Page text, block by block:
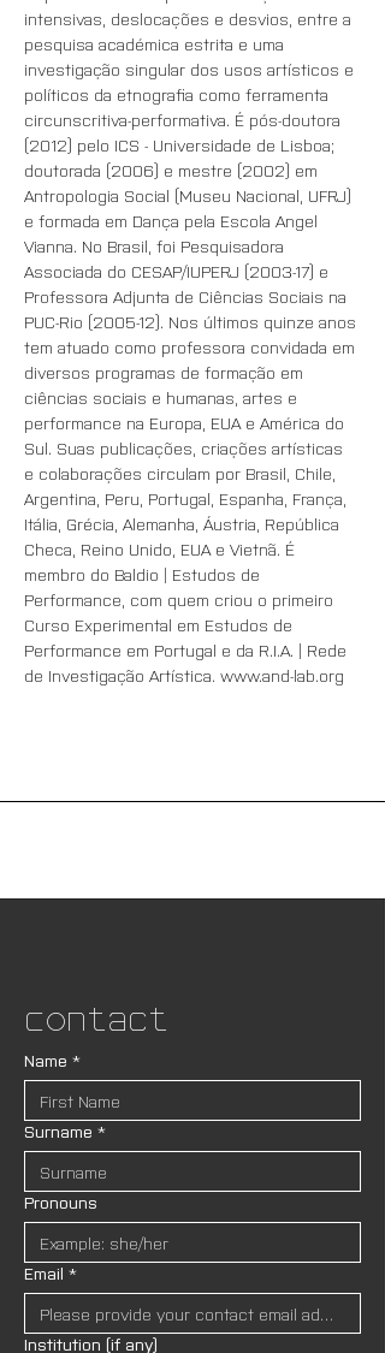
intensivas, deslocações e desvios, entre a
pesquisa académica estrita e uma
investigação singular dos usos artísticos e
políticos da etnografia como ferramenta
circunscritiva-performativa. É pós-doutora
(2012) pelo ICS - Universidade de Lisboa;
doutorada (2006) e mestre (2002) em
Antropologia Social (Museu Nacional, UFRJ)
e formada em Dança pela Escola Angel
Vianna. No Brasil, foi Pesquisadora
Associada do CESAP/IUPERJ (2003-17) e
Professora Adjunta de Ciências Sociais na
PUC-Rio (2005-12). Nos últimos quinze anos
tem atuado como professora convidada em
diversos programas de formação em
ciências sociais e humanas, artes e
performance na Europa, EUA e América do
Sul. Suas publicações, criações artísticas
e colaborações circulam por Brasil, Chile,
Argentina, Peru, Portugal, Espanha, França,
Itália, Grécia, Alemanha, Áustria, República
Checa, Reino Unido, EUA e Vietnã. É
membro do Baldio | Estudos de
Performance, com quem criou o primeiro
Curso Experimental em Estudos de
Performance em Portugal e da R.I.A. | Rede
de Investigação Artística. www.and-lab.org
Contact
Name *
Surname *
Pronouns
Email *
Institution (if any)